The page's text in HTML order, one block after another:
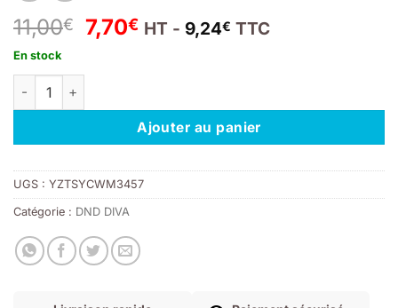
11,00€
Le
prix
11,00€.
7,70€Le
7,70€.
HT - 9,24€ TTC
En stock
quantité de DND DIVA 050 - PINKY NUDE
Ajouter au panier
UGS : YZTSYCWM3457
Catégorie : DND DIVA